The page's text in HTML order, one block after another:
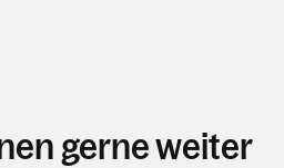
gerne weiter